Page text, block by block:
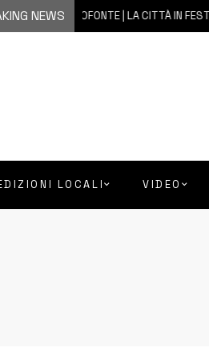
NEWS
FRANCOFONTE | LA CITTÀ IN FESTA,
LOCALI VIDEO